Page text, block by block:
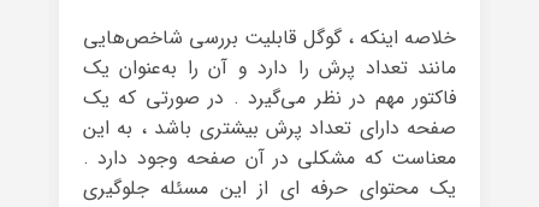
خلاصه اینکه ، گوگل قابلیت بررسی شاخص‌هایی
مانند تعداد پرش را دارد و آن را به‌عنوان یک
فاکتور مهم در نظر می‌گیرد . در صورتی که یک
صفحه دارای تعداد پرش بیشتری باشد ، به این
معناست که مشکلی در آن صفحه وجود دارد .
یک محتوای حرفه ای از این مسئله جلوگیری